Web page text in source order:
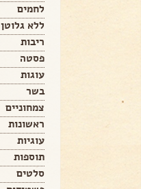
לחמים
ללא גלוטן
ריבות
פסטה
עוגות
בשר
צמחוניים
ראשונות
עוגיות
תוספות
סלטים